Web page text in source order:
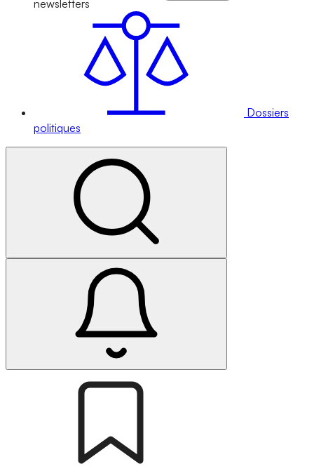
newsletters
Dossiers
politiques